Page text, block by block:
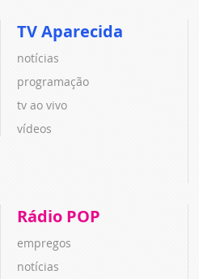
TV Aparecida
notícias
programação
tv ao vivo
vídeos
Rádio POP
empregos
notícias